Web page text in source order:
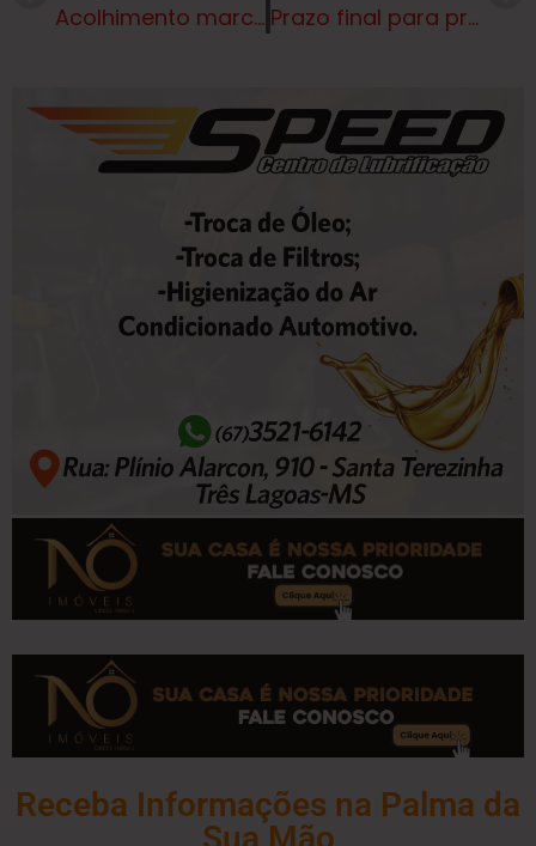
Acolhimento marca homenagem do Dia das Mães no Hospital Regional da Costa Leste Prazo final para prestação de contas da Lei Paulo Gustavo é na próxima segunda (18)
Receba Informações na Palma da
Sua Mão